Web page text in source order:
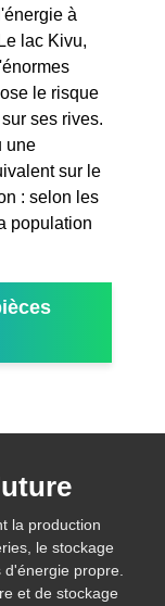
à
lac Kivu,
le risque
ses rives.
une
sur le
: selon les
population
la production
le stockage
d'énergie propre.
et de stockage